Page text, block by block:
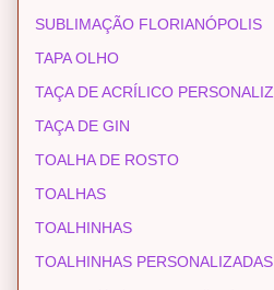
SUBLIMAÇÃO FLORIANÓPOLIS
TAPA OLHO
TAÇA DE ACRÍLICO
TAÇA DE GIN
TOALHA DE ROSTO
TOALHAS
TOALHINHAS
TOALHINHAS PERSONALIZADAS